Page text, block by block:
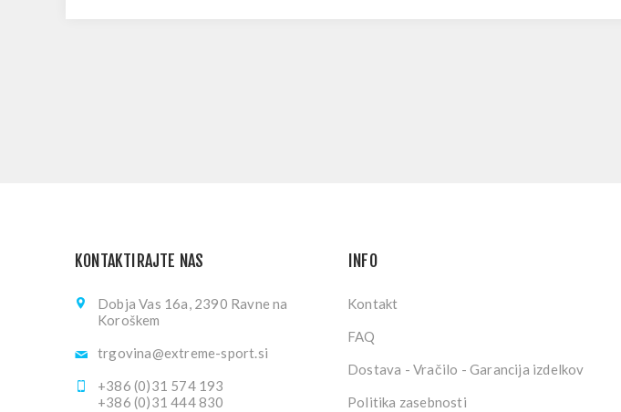
KONTAKTIRAJTE NAS
Dobja Vas 16a, 2390 Ravne na
Koroškem
trgovina@extreme-sport.si
+386 (0)31 574 193
+386 (0)31 444 830
INFO
Kontakt
FAQ
Dostava - Vračilo - Garancija izdelkov
Politika zasebnosti